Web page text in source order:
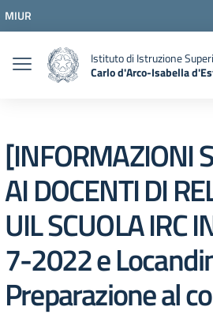
Vai al menu di navigazione
Vai al footer
MIUR
Istituto di Istruzione
Carlo d'Arco-Isabella
[INFORMAZIONI
AI DOCENTI DI
UIL SCUOLA IRC
7-2022 e
Preparazione al